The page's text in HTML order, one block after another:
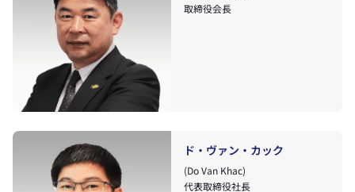
取締役会長
ド・ヴァン・カック
(Do Van Khac)
代表取締役社長